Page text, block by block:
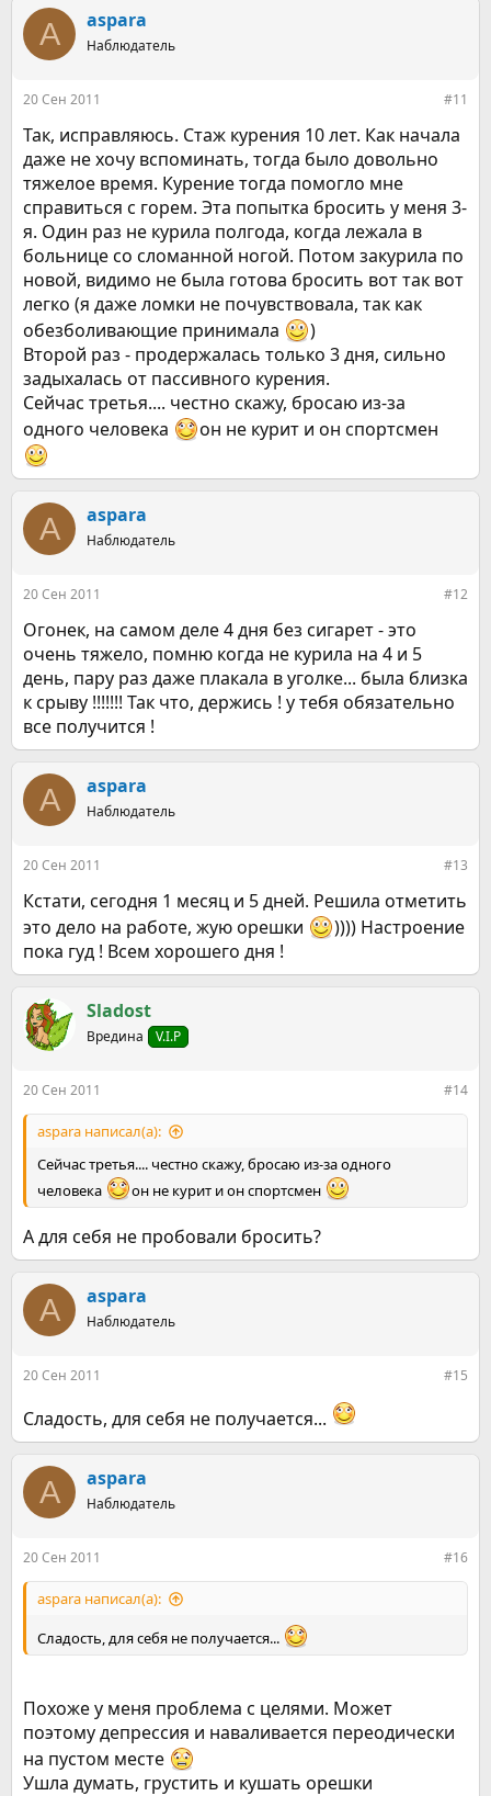
A aspara
Наблюдатель
20 Сен 2011 #11
Так, исправляюсь. Стаж курения 10 лет. Как начала
даже не хочу вспоминать, тогда было довольно
тяжелое время. Курение тогда помогло мне
справиться с горем. Эта попытка бросить у меня 3-
я. Один раз не курила полгода, когда лежала в
больнице со сломанной ногой. Потом закурила по
новой, видимо не была готова бросить вот так вот
легко (я даже ломки не почувствовала, так как
обезболивающие принимала
)
Второй раз - продержалась только 3 дня, сильно
задыхалась от пассивного курения.
Сейчас третья.... честно скажу, бросаю из-за
одного человека
он не курит и он спортсмен
A aspara
Наблюдатель
20 Сен 2011 #12
Огонек, на самом деле 4 дня без сигарет - это
очень тяжело, помню когда не курила на 4 и 5
день, пару раз даже плакала в уголке... была близка
к срыву !!!!!!! Так что, держись ! у тебя обязательно
все получится !
A aspara
Наблюдатель
20 Сен 2011 #13
Кстати, сегодня 1 месяц и 5 дней. Решила отметить
это дело на работе, жую орешки
)))) Настроение
пока гуд ! Всем хорошего дня !
Sladost
Вредина V.I.P
20 Сен 2011 #14
aspara написал(а):
Сейчас третья.... честно скажу, бросаю из-за одного
человека
он не курит и он спортсмен
А для себя не пробовали бросить?
A aspara
Наблюдатель
20 Сен 2011 #15
Сладость, для себя не получается...
A aspara
Наблюдатель
20 Сен 2011 #16
aspara написал(а):
Сладость, для себя не получается...
Похоже у меня проблема с целями. Может
поэтому депрессия и наваливается переодически
на пустом месте
Ушла думать, грустить и кушать орешки